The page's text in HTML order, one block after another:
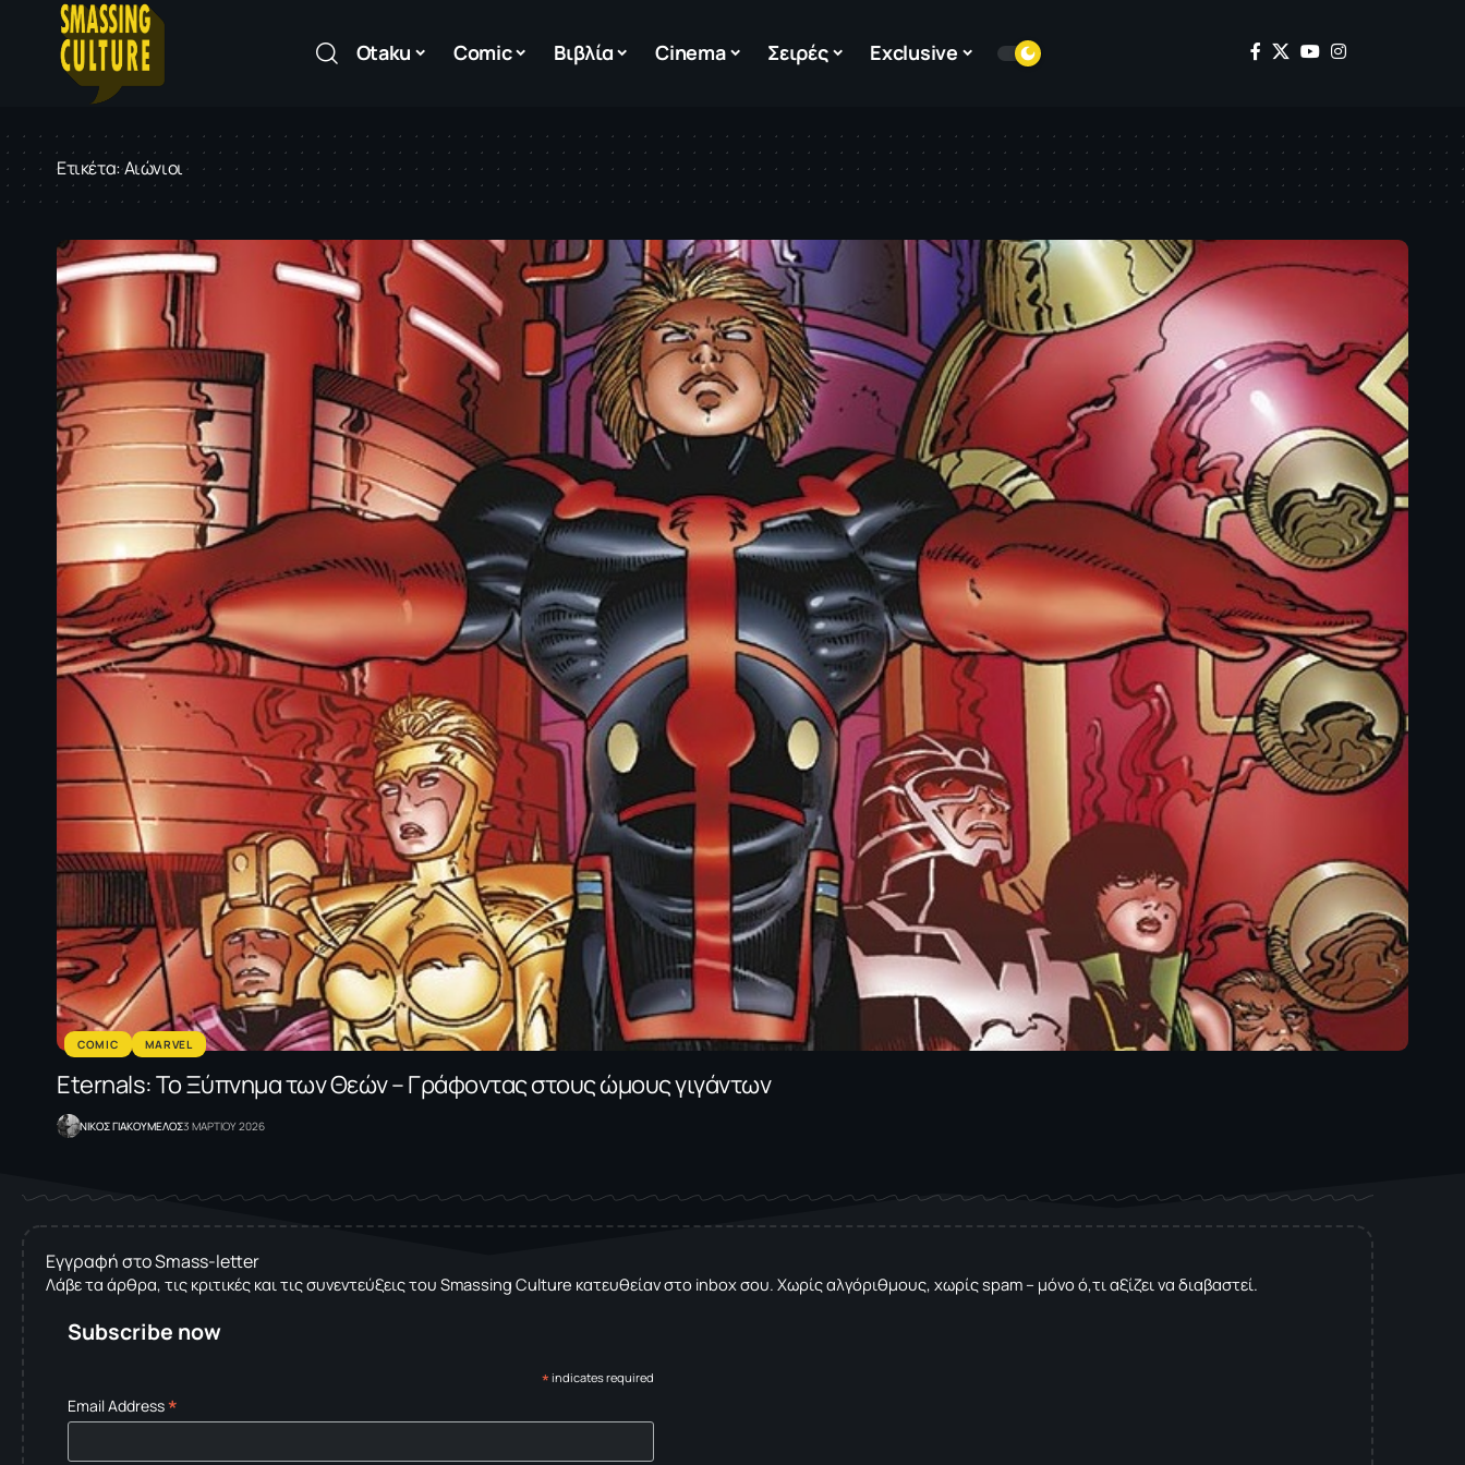
Otaku Comic Βιβλία Cinema Σειρές Exclusive
Ετικέτα:Αιώνιοι
COMIC MARVEL
Eternals: Το Ξύπνημα των Θεών – Γράφοντας στους ώμους γιγάντων
NΙΚΟΣ ΓΙΑΚΟΥΜΕΛΟΣ3 ΜΑΡΤΙΟΥ 2026
Εγγραφή στο Smass-letter
Λάβε τα άρθρα, τις κριτικές και τις συνεντεύξεις του Smassing Culture κατευθείαν στο inbox σου. Χωρίς αλγόριθμους, χωρίς spam – μόνο ό,τι αξίζει να διαβαστεί.
Subscribe now
* indicates required
Email Address*